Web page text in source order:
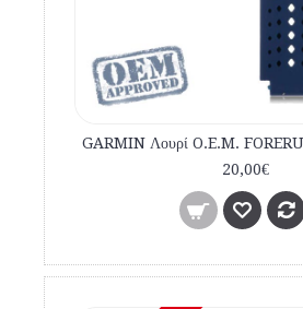
20,00€